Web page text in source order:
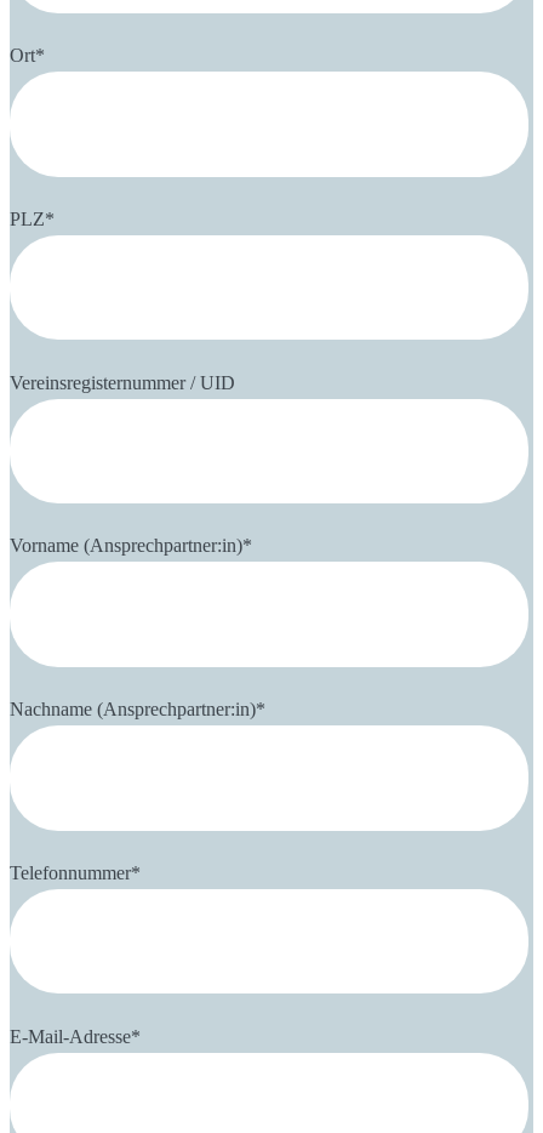
Ort*
PLZ*
Vereinsregisternummer / UID
Vorname (Ansprechpartner:in)*
Nachname (Ansprechpartner:in)*
Telefonnummer*
E-Mail-Adresse*